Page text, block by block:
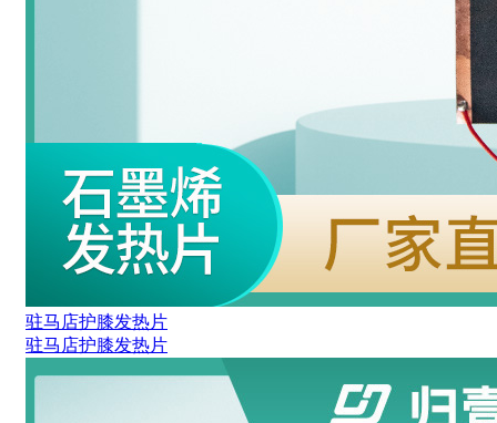
驻马店护膝发热片
驻马店护膝发热片